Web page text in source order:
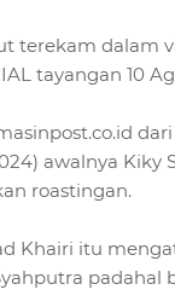
terekam dalam
tayangan 10
awalnya Kiky
roastingan.
Khairi itu
padahal